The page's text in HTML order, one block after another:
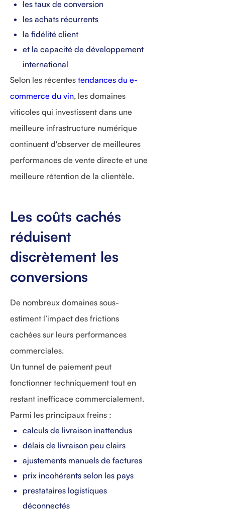
les taux de conversion
les achats récurrents
la fidélité client
et la capacité de développement
international
Selon les récentes tendances du e-
commerce du vin, les domaines
viticoles qui investissent dans une
meilleure infrastructure numérique
continuent d'observer de meilleures
performances de vente directe et une
meilleure rétention de la clientèle.
Les coûts cachés
réduisent
discrètement les
conversions
De nombreux domaines sous-
estiment l’impact des frictions
cachées sur leurs performances
commerciales.
Un tunnel de paiement peut
fonctionner techniquement tout en
restant inefficace commercialement.
Parmi les principaux freins :
calculs de livraison inattendus
délais de livraison peu clairs
ajustements manuels de factures
prix incohérents selon les pays
prestataires logistiques
déconnectés